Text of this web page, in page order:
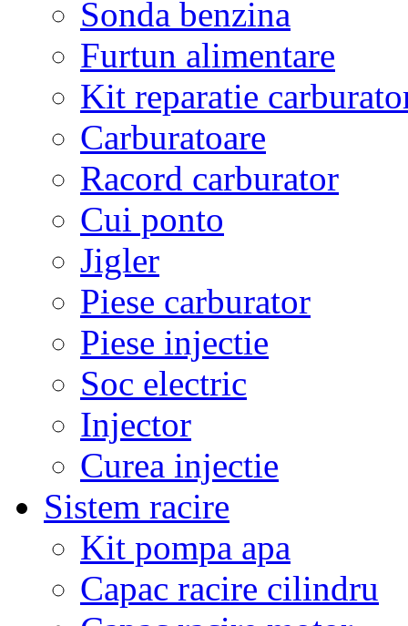
Sonda benzina
Furtun alimentare
Kit reparatie
Carburatoare
Racord carburator
Cui ponto
Jigler
Piese carburator
Piese injectie
Soc electric
Injector
Curea injectie
Sistem racire
Kit pompa apa
Capac racire cilindru